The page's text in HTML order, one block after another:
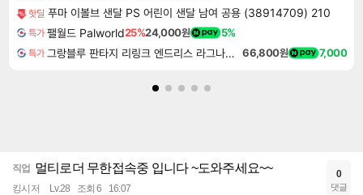
핫딜 푸마 이볼브 샌달 PS 어린이 샌달 남여 공용 (38914709) 210
특가 팰월드 Palworld25%24,000원 5%
특가 그랑블루 판타지 리링크 엔드리스 라그나로크 Granblue Fantasy Relink Endless Ragnarok 66,800원 7,000
직업 멀티로더 무한접속중 입니다 ~도와주세요~~
킹시저 Lv.28 조회 6 16:07
0
댓글